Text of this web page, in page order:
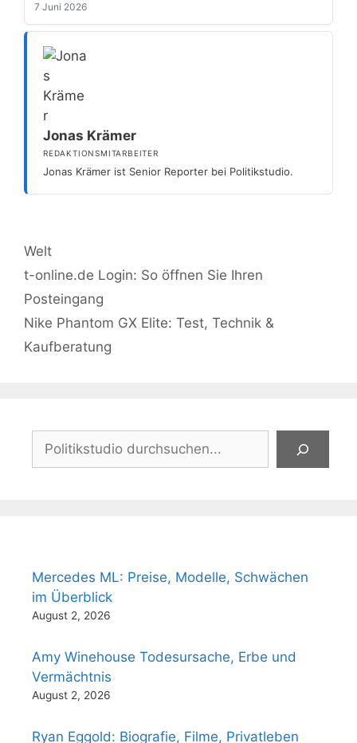
7 Juni 2026
Jonas Krämer
REDAKTIONSMITARBEITER
Jonas Krämer ist Senior Reporter bei Politikstudio.
Kategorien
Welt
t-online.de Login: So öffnen Sie Ihren
Posteingang
Nike Phantom GX Elite: Test, Technik &
Kaufberatung
Suchen
Mercedes ML: Preise, Modelle, Schwächen
im Überblick
August 2, 2026
Amy Winehouse Todesursache, Erbe und
Vermächtnis
August 2, 2026
Ryan Eggold: Biografie, Filme, Privatleben